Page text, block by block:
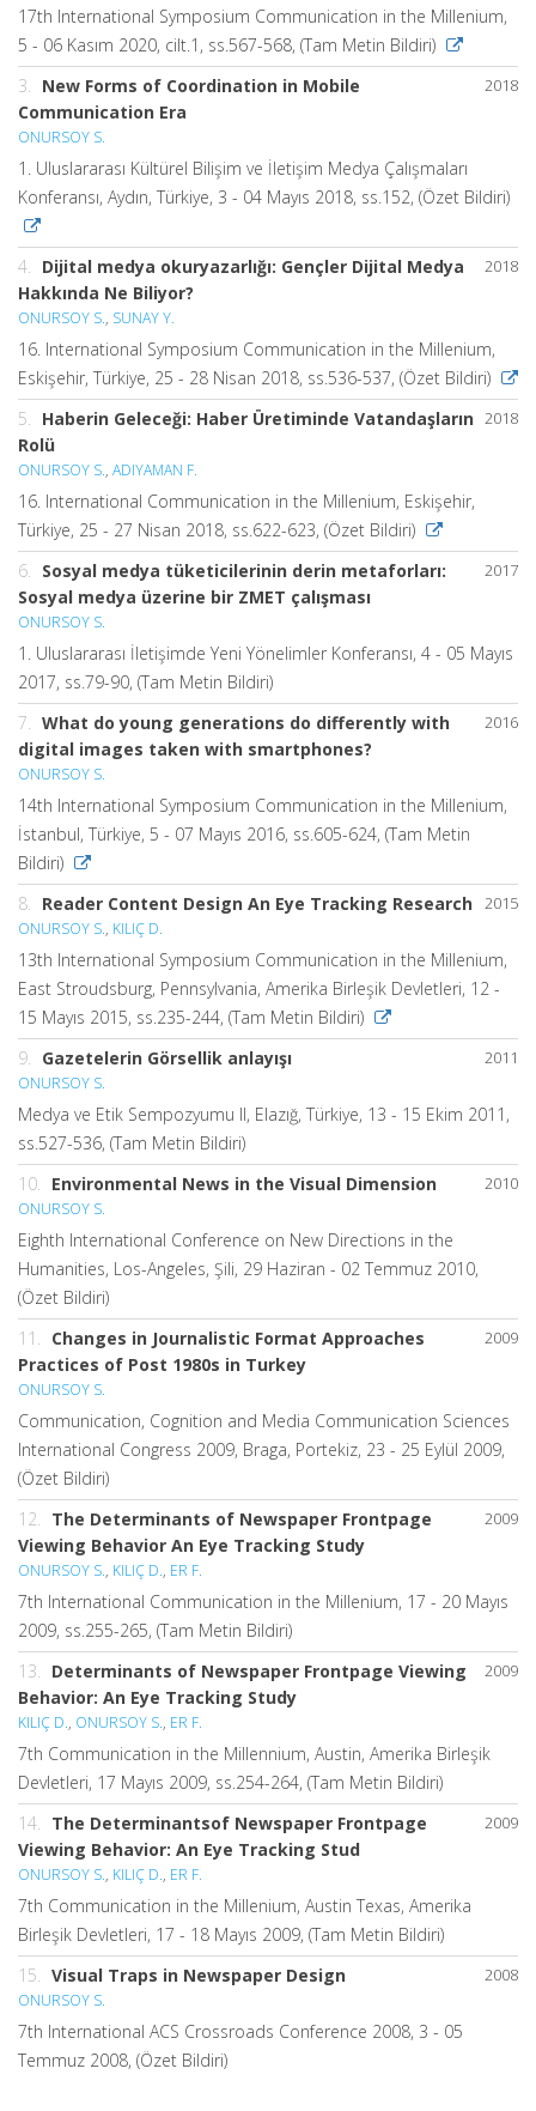
17th International Symposium Communication in the Millenium,
5 - 06 Kasım 2020, cilt.1, ss.567-568, (Tam Metin Bildiri)
2018
3. New Forms of Coordination in Mobile
Communication Era
ONURSOY S.
1. Uluslararası Kültürel Bilişim ve İletişim Medya Çalışmaları
Konferansı, Aydın, Türkiye, 3 - 04 Mayıs 2018, ss.152, (Özet Bildiri)
2018
4. Dijital medya okuryazarlığı: Gençler Dijital Medya
Hakkında Ne Biliyor?
ONURSOY S., SUNAY Y.
16. International Symposium Communication in the Millenium,
Eskişehir, Türkiye, 25 - 28 Nisan 2018, ss.536-537, (Özet Bildiri)
2018
5. Haberin Geleceği: Haber Üretiminde Vatandaşların
Rolü
ONURSOY S., ADIYAMAN F.
16. International Communication in the Millenium, Eskişehir,
Türkiye, 25 - 27 Nisan 2018, ss.622-623, (Özet Bildiri)
2017
6. Sosyal medya tüketicilerinin derin metaforları:
Sosyal medya üzerine bir ZMET çalışması
ONURSOY S.
1. Uluslararası İletişimde Yeni Yönelimler Konferansı, 4 - 05 Mayıs
2017, ss.79-90, (Tam Metin Bildiri)
2016
7. What do young generations do differently with
digital images taken with smartphones?
ONURSOY S.
14th International Symposium Communication in the Millenium,
İstanbul, Türkiye, 5 - 07 Mayıs 2016, ss.605-624, (Tam Metin
Bildiri)
2015
8. Reader Content Design An Eye Tracking Research
ONURSOY S., KILIÇ D.
13th International Symposium Communication in the Millenium,
East Stroudsburg, Pennsylvania, Amerika Birleşik Devletleri, 12 -
15 Mayıs 2015, ss.235-244, (Tam Metin Bildiri)
2011
9. Gazetelerin Görsellik anlayışı
ONURSOY S.
Medya ve Etik Sempozyumu II, Elazığ, Türkiye, 13 - 15 Ekim 2011,
ss.527-536, (Tam Metin Bildiri)
2010
10. Environmental News in the Visual Dimension
ONURSOY S.
Eighth International Conference on New Directions in the
Humanities, Los-Angeles, Şili, 29 Haziran - 02 Temmuz 2010,
(Özet Bildiri)
2009
11. Changes in Journalistic Format Approaches
Practices of Post 1980s in Turkey
ONURSOY S.
Communication, Cognition and Media Communication Sciences
International Congress 2009, Braga, Portekiz, 23 - 25 Eylül 2009,
(Özet Bildiri)
2009
12. The Determinants of Newspaper Frontpage
Viewing Behavior An Eye Tracking Study
ONURSOY S., KILIÇ D., ER F.
7th International Communication in the Millenium, 17 - 20 Mayıs
2009, ss.255-265, (Tam Metin Bildiri)
2009
13. Determinants of Newspaper Frontpage Viewing
Behavior: An Eye Tracking Study
KILIÇ D., ONURSOY S., ER F.
7th Communication in the Millennium, Austin, Amerika Birleşik
Devletleri, 17 Mayıs 2009, ss.254-264, (Tam Metin Bildiri)
2009
14. The Determinantsof Newspaper Frontpage
Viewing Behavior: An Eye Tracking Stud
ONURSOY S., KILIÇ D., ER F.
7th Communication in the Millenium, Austin Texas, Amerika
Birleşik Devletleri, 17 - 18 Mayıs 2009, (Tam Metin Bildiri)
2008
15. Visual Traps in Newspaper Design
ONURSOY S.
7th International ACS Crossroads Conference 2008, 3 - 05
Temmuz 2008, (Özet Bildiri)